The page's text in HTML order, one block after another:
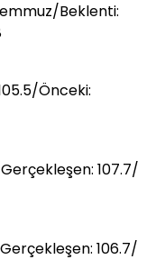
Beklenti:
Önceki:
107.7/
106.7/